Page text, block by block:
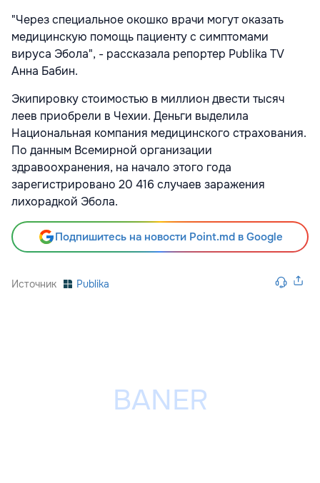
"Через специальное окошко врачи могут оказать
медицинскую помощь пациенту с симптомами
вируса Эбола", - рассказала репортер Publika TV
Анна Бабин.
Экипировку стоимостью в миллион двести тысяч
леев приобрели в Чехии. Деньги выделила
Национальная компания медицинского страхования.
По данным Всемирной организации
здравоохранения, на начало этого года
зарегистрировано 20 416 случаев заражения
лихорадкой Эбола.
Подпишитесь на новости Point.md в Google
Источник Publika